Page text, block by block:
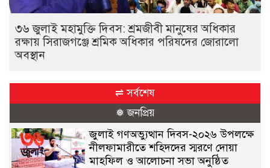
৩৬ জুলাই মহামুক্তি দিবস: শ্রমজীবী মানুষের অধিকার
রক্ষায় সিরাজগঞ্জে শ্রমিক অধিকার পরিষদের জোরালো
অবস্থান
⇌ সর্বশেষ
❅ জনপ্রিয়
জুলাই গণঅভ্যুত্থান দিবস-২০২৬ উপলক্ষে
নীলফামারীতে শহিদদের স্মরণে দোয়া
মাহফিল ও আলোচনা সভা অনুষ্ঠিত